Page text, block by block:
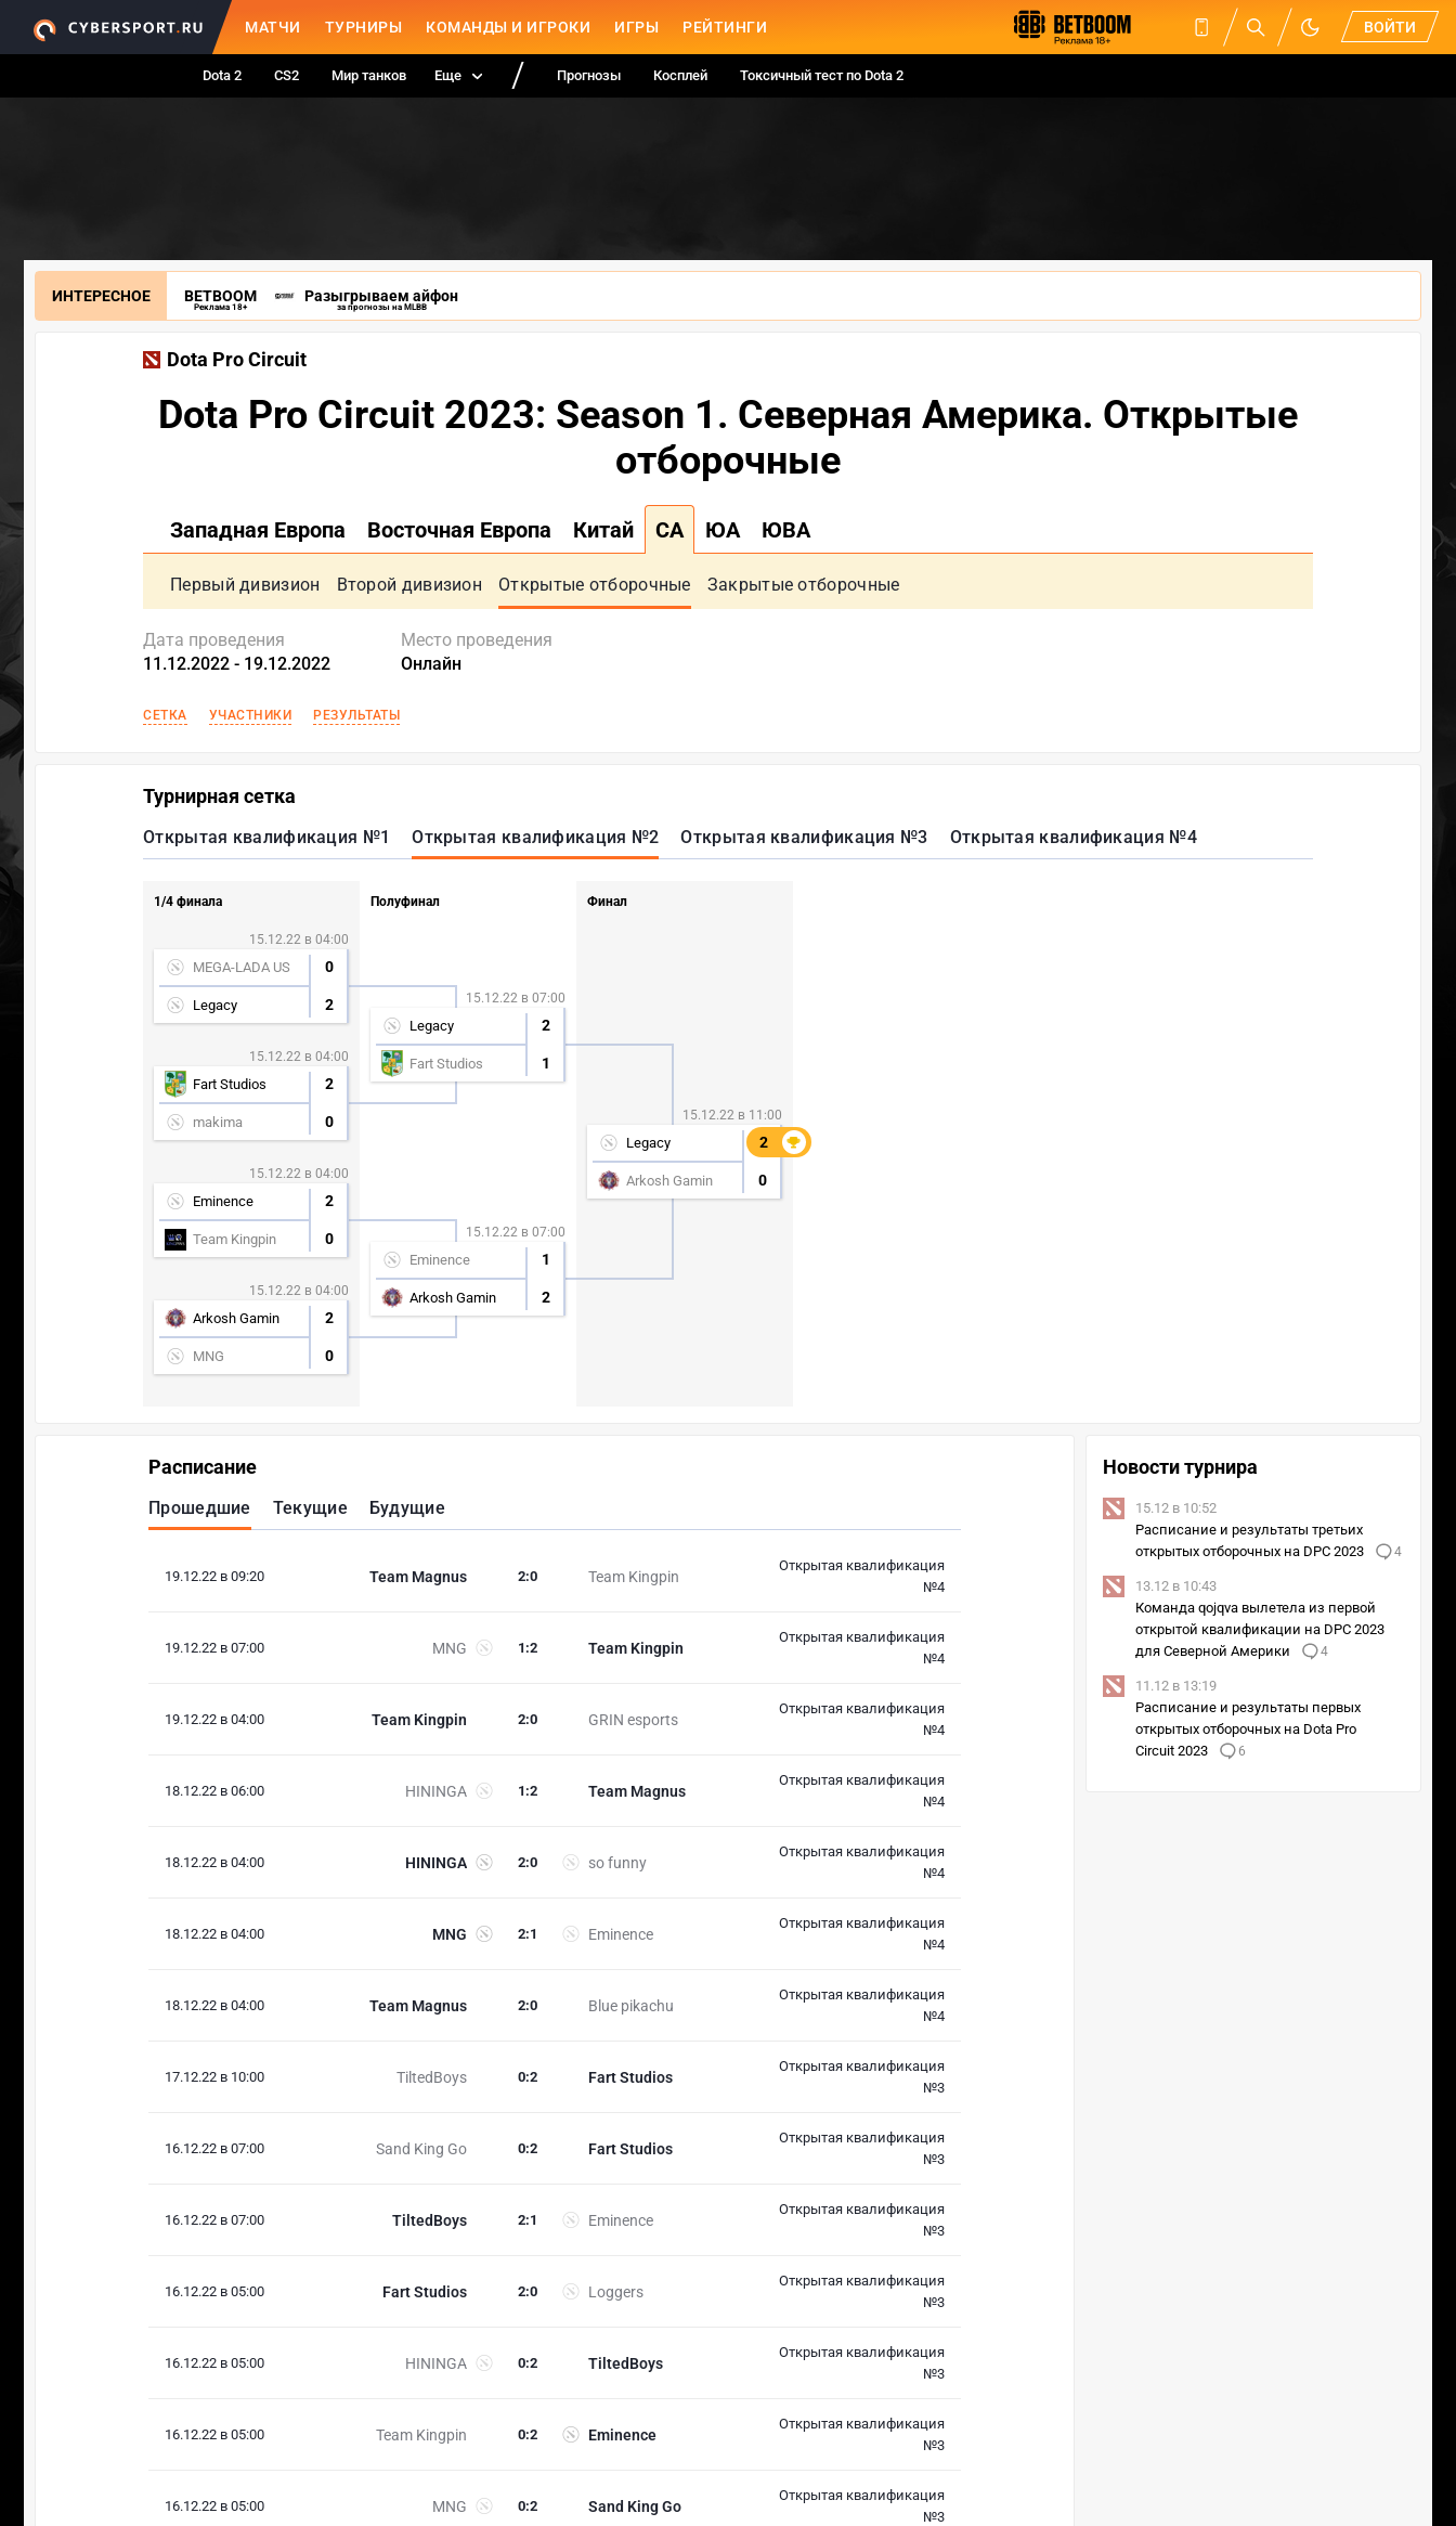
МАТЧИ ТУРНИРЫ КОМАНДЫ И ИГРОКИ ИГРЫ РЕЙТИНГИ ВОЙТИ
Dota 2 CS2 Мир танков Еще Прогнозы Косплей Токсичный тест по Dota 2
ИНТЕРЕСНОЕ BETBOOM
Реклама 18+
Разыгрываем айфон
за прогнозы на MLBB
Dota Pro Circuit
Dota Pro Circuit 2023: Season 1. Северная Америка. Открытые
отборочные
Западная Европа Восточная Европа Китай СА ЮА ЮВА
Первый дивизион Второй дивизион Открытые отборочные Закрытые отборочные
Дата проведения
11.12.2022 - 19.12.2022
Место проведения
Онлайн
СЕТКА УЧАСТНИКИ РЕЗУЛЬТАТЫ
Турнирная сетка
Открытая квалификация №1 Открытая квалификация №2 Открытая квалификация №3 Открытая квалификация №4
1/4 финала
15.12.22 в 04:00
MEGA-LADA US 0
Legacy 2
15.12.22 в 04:00
Fart Studios 2
makima 0
15.12.22 в 04:00
Eminence 2
Team Kingpin 0
15.12.22 в 04:00
Arkosh Gamin 2
MNG 0
Полуфинал
15.12.22 в 07:00
Legacy 2
Fart Studios 1
15.12.22 в 07:00
Eminence 1
Arkosh Gamin 2
Финал
15.12.22 в 11:00
Legacy 2
2
Arkosh Gamin 0
Расписание
Прошедшие Текущие Будущие
19.12.22 в 09:20 Team Magnus Team Kingpin
2:0
Открытая квалификация
№4
19.12.22 в 07:00 MNG Team Kingpin
1 :2
Открытая квалификация
№4
19.12.22 в 04:00 Team Kingpin GRIN esports
2:0
Открытая квалификация
№4
18.12.22 в 06:00 HININGA Team Magnus
1 :2
Открытая квалификация
№4
18.12.22 в 04:00 HININGA so funny
2:0
Открытая квалификация
№4
18.12.22 в 04:00 MNG Eminence
2:1
Открытая квалификация
№4
18.12.22 в 04:00 Team Magnus Blue pikachu
2:0
Открытая квалификация
№4
17.12.22 в 10:00 TiltedBoys Fart Studios
0:2
Открытая квалификация
№3
16.12.22 в 07:00 Sand King Go Fart Studios
0:2
Открытая квалификация
№3
16.12.22 в 07:00 TiltedBoys Eminence
2:1
Открытая квалификация
№3
16.12.22 в 05:00 Fart Studios Loggers
2:0
Открытая квалификация
№3
16.12.22 в 05:00 HININGA TiltedBoys
0:2
Открытая квалификация
№3
16.12.22 в 05:00 Team Kingpin Eminence
0:2
Открытая квалификация
№3
16.12.22 в 05:00 MNG Sand King Go
0:2
Открытая квалификация
№3
Новости турнира
15.12 в 10:52
Расписание и результаты третьих
открытых отборочных на DPC 2023
4
13.12 в 10:43
Команда qojqva вылетела из первой
открытой квалификации на DPC 2023
для Северной Америки
4
11.12 в 13:19
Расписание и результаты первых
открытых отборочных на Dota Pro
Circuit 2023
6